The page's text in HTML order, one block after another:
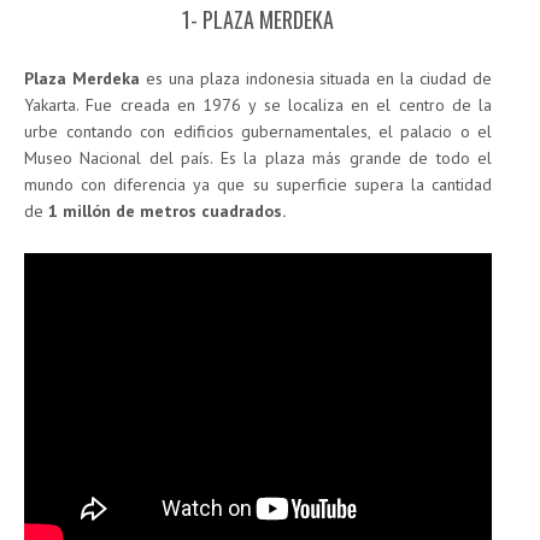
1- PLAZA MERDEKA
Plaza Merdeka es una plaza indonesia situada en la ciudad de
Yakarta. Fue creada en 1976 y se localiza en el centro de la
urbe contando con edificios gubernamentales, el palacio o el
Museo Nacional del país. Es la plaza más grande de todo el
mundo con diferencia ya que su superficie supera la cantidad
de 1 millón de metros cuadrados.